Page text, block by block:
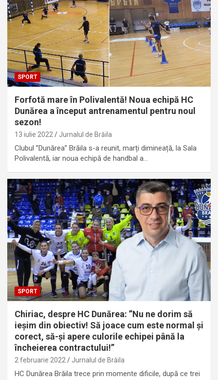
SPORT
Forfotă mare în Polivalentă! Noua echipă HC
Dunărea a început antrenamentul pentru noul
sezon!
13 iulie 2022 Jurnalul de Brăila
Clubul ”Dunărea” Brăila s-a reunit, marți dimineață, la Sala
Polivalentă, iar noua echipă de handbal a…
SPORT
Chiriac, despre HC Dunărea: ”Nu ne dorim să
ieșim din obiectiv! Să joace cum este normal și
corect, să-și apere culorile echipei până la
încheierea contractului!”
2 februarie 2022 Jurnalul de Brăila
HC Dunărea Brăila trece prin momente dificile, după ce trei